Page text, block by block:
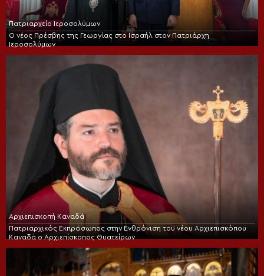
Πατριαρχείο Ιεροσολύμων
Ο νέος Πρέσβης της Γεωργίας στο Ισραήλ στον Πατριάρχη
Ιεροσολύμων
Αρχιεπισκοπή Καναδά
Πατριαρχικός Εκπρόσωπος στην Ενθρόνιση του νέου Αρχιεπισκόπου
Καναδά ο Αρχιεπίσκοπος Θυατείρων